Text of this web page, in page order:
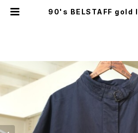
90's BELSTAFF gold